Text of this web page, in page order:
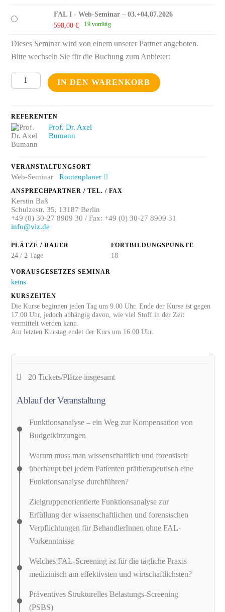
FAL I - Web-Seminar – 03.+04.07.2026
598,00€ 19 vorrätig
Dieses Seminar wird von einem unserer Partner angeboten.
Bitte wechseln Sie für die Buchung zum Anbieter:
FAL I
-
Seminar
Menge
IN DEN WARENKORB
REFERENTEN
Prof. Dr. Axel
Bumann
VERANSTALTUNGSORT
Web-SeminarRoutenplaner
ANSPRECHPARTNER / TEL. / FAX
Kerstin Baß
Schulzestr. 35, 13187 Berlin
+49 (0) 30-27 8909 30 / Fax: +49 (0) 30-27 8909 31
info@viz.de
PLÄTZE / DAUER
24 / 2 Tage
FORTBILDUNGSPUNKTE
18
VORAUSGESETZES SEMINAR
keins
KURSZEITEN
Die Kurse beginnen jeden Tag um 9.00 Uhr. Ende der Kurse ist gegen
17.00 Uhr, jedoch abhängig davon, wie viel Stoff in der Zeit
vermittelt werden kann.
Am letzten Kurstag endet der Kurs um 16.00 Uhr.
20 Tickets/Plätze insgesamt
Ablauf der Veranstaltung
Funktionsanalyse – ein Weg zur Kompensation von
Budgetkürzungen
Warum muss man wissenschaftlich und forensisch
überhaupt bei jedem Patienten prätherapeutisch eine
Funktionsanalyse durchführen?
Zielgruppenorientierte Funktionsanalyse zur
Erfüllung der wissenschaftlichen und forensischen
Verpflichtungen für BehandlerInnen ohne FAL-
Vorkenntnisse
Welches FAL-Screening ist für die tägliche Praxis
medizinisch am effektivsten und wirtschaftlichsten?
Präventives Strukturelles Belastungs-Screening
(PSBS)